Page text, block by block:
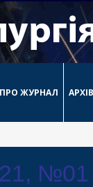
ПРО ЖУРНАЛ
№01